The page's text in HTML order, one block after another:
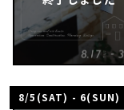
8/5(SAT) - 6(SUN)